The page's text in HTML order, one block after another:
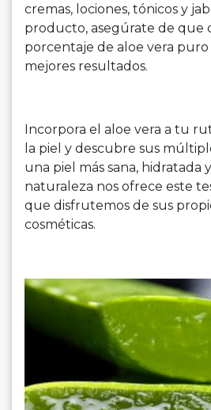
cremas, lociones, tónicos y
producto, asegúrate de que
porcentaje de aloe vera
mejores resultados.
Incorpora el aloe vera a tu
la piel y descubre sus
una piel más sana, hidratada
naturaleza nos ofrece este
que disfrutemos de sus
cosméticas.